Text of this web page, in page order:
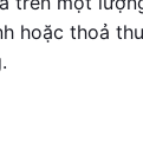
hoặc thoả